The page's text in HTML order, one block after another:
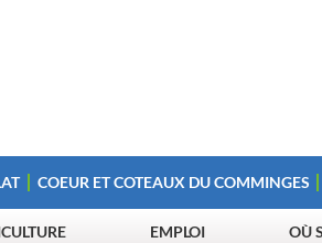
COEUR ET COTEAUX DU COMMINGES
EMPLOI OÙ